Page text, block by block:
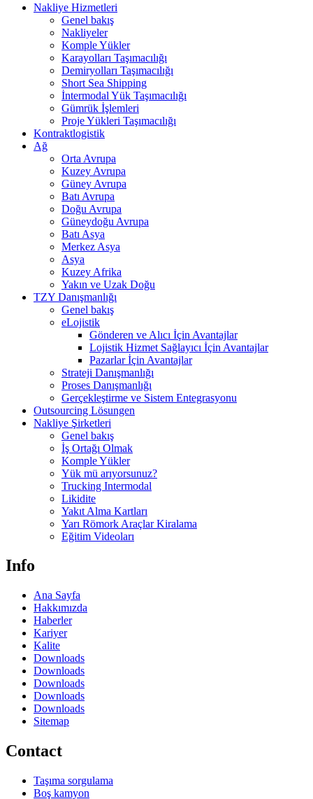
Nakliye Hizmetleri
Genel bakış
Nakliyeler
Komple Yükler
Karayolları Taşımacılığı
Demiryolları Taşımacılığı
Short Sea Shipping
İntermodal Yük Taşımacılığı
Gümrük İşlemleri
Proje Yükleri Taşımacılığı
Kontraktlogistik
Ağ
Orta Avrupa
Kuzey Avrupa
Güney Avrupa
Batı Avrupa
Doğu Avrupa
Güneydoğu Avrupa
Batı Asya
Merkez Asya
Asya
Kuzey Afrika
Yakın ve Uzak Doğu
TZY Danışmanlığı
Genel bakış
eLojistik
Gönderen ve Alıcı İçin Avantajlar
Lojistik Hizmet Sağlayıcı İçin Avantajlar
Pazarlar İçin Avantajlar
Strateji Danışmanlığı
Proses Danışmanlığı
Gerçekleştirme ve Sistem Entegrasyonu
Outsourcing Lösungen
Nakliye Şirketleri
Genel bakış
İş Ortağı Olmak
Komple Yükler
Yük mü arıyorsunuz?
Trucking Intermodal
Likidite
Yakıt Alma Kartları
Yarı Römork Araçlar Kiralama
Eğitim Videoları
Info
Ana Sayfa
Hakkımızda
Haberler
Kariyer
Kalite
Downloads
Downloads
Downloads
Downloads
Downloads
Sitemap
Contact
Taşıma sorgulama
Boş kamyon